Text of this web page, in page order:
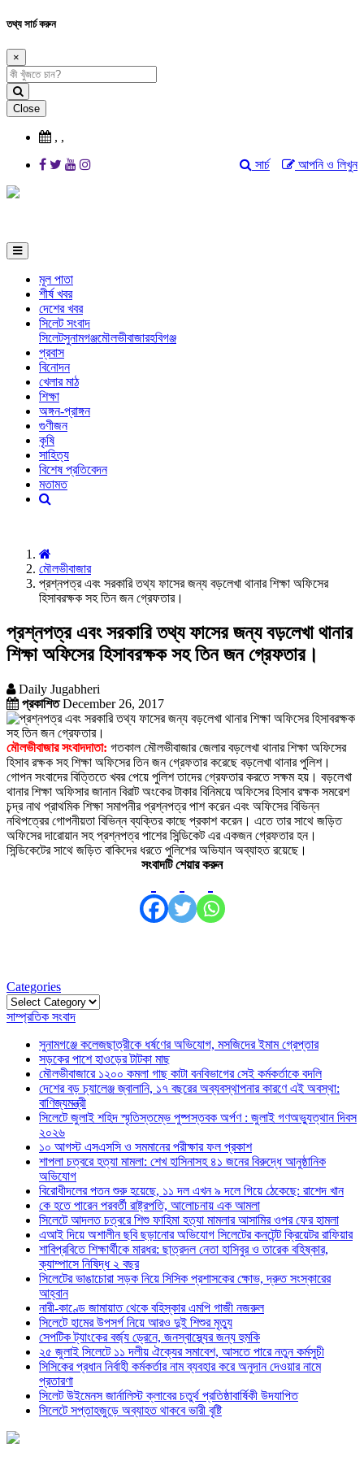
তথ্য সার্চ করুন
×
Close
, ,
আপনি ও লিখুন
সার্চ
মূল পাতা
শীর্ষ খবর
দেশের খবর
সিলেট সংবাদ
সিলেটসুনামগঞ্জমৌলভীবাজারহবিগঞ্জ
প্রবাস
বিনোদন
খেলার মাঠ
শিক্ষা
অঙ্গন-প্রাঙ্গন
গুণীজন
কৃষি
সাহিত্য
বিশেষ প্রতিবেদন
মতামত
মৌলভীবাজার
প্রশ্নপত্র এবং সরকারি তথ্য ফাসের জন্য বড়লেখা থানার শিক্ষা অফিসের
হিসাবরক্ষক সহ তিন জন গ্রেফতার।
প্রশ্নপত্র এবং সরকারি তথ্য ফাসের জন্য বড়লেখা থানার
শিক্ষা অফিসের হিসাবরক্ষক সহ তিন জন গ্রেফতার।
Daily Jugabheri
প্রকাশিতDecember 26, 2017
মৌলভীবাজার সংবাদদাতা: গতকাল মৌলভীবাজার জেলার বড়লেখা থানার শিক্ষা অফিসের
হিসাব রক্ষক সহ শিক্ষা অফিসের তিন জন গ্রেফতার করেছে বড়লেখা থানার পুলিশ।
গোপন সংবাদের বিত্তিতে খবর পেয়ে পুলিশ তাদের গ্রেফতার করতে সক্ষম হয়। বড়লেখা
থানার শিক্ষা অফিসার জানান বিরাট অংকের টাকার বিনিময়ে অফিসের হিসাব রক্ষক সমরেশ
চন্দ্র নাথ প্রাথমিক শিক্ষা সমাপনীর প্রশ্নপত্র পাশ করেন এবং অফিসের বিভিন্ন
নথিপত্রের গোপনীয়তা বিভিন্ন ব্যক্তির কাছে প্রকাশ করেন। এতে তার সাথে জড়িত
অফিসের দারোয়ান সহ প্রশ্নপত্র পাশের সিন্ডিকেট এর একজন গ্রেফতার হন।
সিন্ডিকেটের সাথে জড়িত বাকিদের ধরতে পুলিশের অভিযান অব্যাহত রয়েছে।
সংবাদটি শেয়ার করুন
Categories
Categories
সাম্প্রতিক সংবাদ
সুনামগঞ্জে কলেজছাত্রীকে ধর্ষণের অভিযোগ, মসজিদের ইমাম গ্রেপ্তার
সড়কের পাশে হাওড়ের টাটকা মাছ
মৌলভীবাজারে ১২০০ কমলা গাছ কাটা বনবিভাগের সেই কর্মকর্তাকে বদলি
দেশের বড় চ্যালেঞ্জ জ্বালানি, ১৭ বছরের অব্যবস্থাপনার কারণে এই অবস্থা:
বাণিজ্যমন্ত্রী
সিলেটে জুলাই শহিদ স্মৃতিস্তম্ভে পুষ্পস্তবক অর্পণ : জুলাই গণঅভ্যুত্থান দিবস
২০২৬
১০ আগস্ট এসএসসি ও সমমানের পরীক্ষার ফল প্রকাশ
শাপলা চত্বরে হত্যা মামলা: শেখ হাসিনাসহ ৪১ জনের বিরুদ্ধে আনুষ্ঠানিক
অভিযোগ
বিরোধীদলের পতন শুরু হয়েছে, ১১ দল এখন ৯ দলে গিয়ে ঠেকেছে: রাশেদ খান
কে হতে পারেন পরবর্তী রাষ্ট্রপতি, আলোচনায় এক আমলা
সিলেটে আদলত চত্বরে শিশু ফাহিমা হত্যা মামলার আসামির ওপর ফের হামলা
এআই দিয়ে অশালীন ছবি ছড়ানোর অভিযোগ সিলেটের কনটেন্ট ক্রিয়েটর রাফিয়ার
শাবিপ্রবিতে শিক্ষার্থীকে মারধর: ছাত্রদল নেতা হাসিবুর ও তারেক বহিষ্কার,
ক্যাম্পাসে নিষিদ্ধ ২ বছর
সিলেটের ভাঙাচোরা সড়ক নিয়ে সিসিক প্রশাসকের ক্ষোভ, দ্রুত সংস্কারের
আহ্বান
নারী-কাণ্ডে জামায়াত থেকে বহিস্কার এমপি গাজী নজরুল
সিলেটে হামের উপসর্গ নিয়ে আরও দুই শিশুর মৃত্যু
সেপটিক ট্যাংকের বর্জ্য ড্রেনে, জনস্বাস্থ্যের জন্য হুমকি
২৫ জুলাই সিলেটে ১১ দলীয় ঐক্যের সমাবেশ, আসতে পারে নতুন কর্মসুচী
সিসিকের প্রধান নির্বাহী কর্মকর্তার নাম ব্যবহার করে অনুদান দেওয়ার নামে
প্রতারণা
সিলেট উইমেনস জার্নালিস্ট ক্লাবের চতুর্থ প্রতিষ্ঠাবার্ষিকী উদযাপিত
সিলেটে সপ্তাহজুড়ে অব্যাহত থাকবে ভারী বৃষ্টি